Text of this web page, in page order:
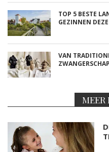
TOP 5 BESTE
GEZINNEN
VAN
MEER